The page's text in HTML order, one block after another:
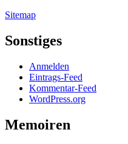
Sitemap
Sonstiges
Anmelden
Eintrags-Feed
Kommentar-Feed
WordPress.org
Memoiren